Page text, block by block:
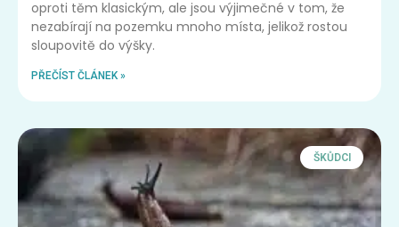
oproti těm klasickým, ale jsou výjimečné v tom, že
nezabírají na pozemku mnoho místa, jelikož rostou
sloupovitě do výšky.
PŘEČÍST ČLÁNEK »
ŠKŮDCI